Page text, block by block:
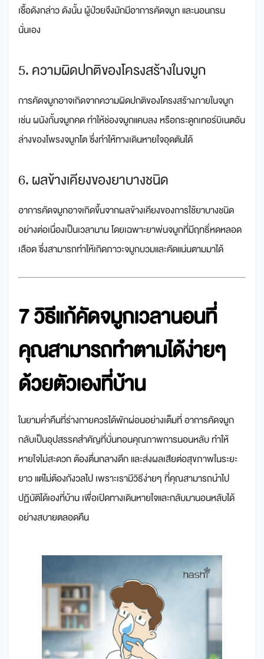
เชื้อดังกล่าว ดังนั้น ผู้ป่วยจึงมักมีอาการคัดจมูก และนอนกรน
นั่นเอง
5. ความผิดปกติของโครงสร้างในจมูก
การคัดจมูกอาจเกิดจากความผิดปกติของโครงสร้างภายในจมูก
เช่น ผนังกั้นจมูกคด ทำให้ช่องจมูกแคบลง หรือกระดูกเทอร์บิเนตอัน
ล่างของโพรงจมูกโต ซึ่งทำให้ทางเดินหายใจอุดตันได้
6. ผลข้างเคียงของยาบางชนิด
อาการคัดจมูกอาจเกิดขึ้นจากผลข้างเคียงของการใช้ยาบางชนิด
อย่างต่อเนื่องเป็นเวลานาน โดยเฉพาะยาพ่นจมูกที่มีฤทธิ์หดหลอด
เลือด ซึ่งสามารถทำให้เกิดภาวะจมูกบวมและคัดแน่นตามมาได้
7วิธีแก้คัดจมูกเวลานอนที่
คุณสามารถทำตามได้ง่ายๆ
ด้วยตัวเองที่บ้าน
ในยามค่ำคืนที่ร่างกายควรได้พักผ่อนอย่างเต็มที่ อาการคัดจมูก
กลับเป็นอุปสรรคสำคัญที่บั่นทอนคุณภาพการนอนหลับ ทำให้
หายใจไม่สะดวก ต้องตื่นกลางดึก และส่งผลเสียต่อสุขภาพในระยะ
ยาว แต่ไม่ต้องกังวลไป เพราะเรามีวิธีง่ายๆ ที่คุณสามารถนำไป
ปฏิบัติได้เองที่บ้าน เพื่อเปิดทางเดินหายใจและกลับมานอนหลับได้
อย่างสบายตลอดคืน